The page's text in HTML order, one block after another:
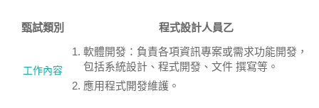
甄試類別 程式設計人員乙
工作內容
軟體開發：負責各項資訊專案或需求功能開發，
包括系統設計、程式開發、文件 撰寫等。
應用程式開發維護。